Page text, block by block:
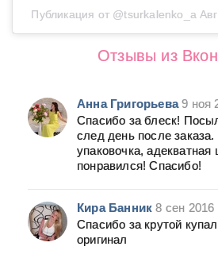
Публикация от @tsurkalenko_a
Отзывы из
Анна Григорьева 9 ноя
Спасибо за блеск!
след день после
упаковочка, адекватная
понравился! Спасибо!
Кира Банник 8 сен 2016
Спасибо за крутой
оригинал